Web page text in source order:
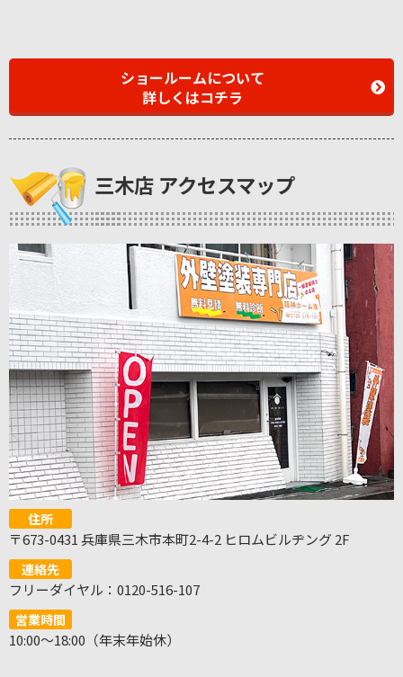
ショールームについて
詳しくはコチラ
三木店 アクセスマップ
住所
〒673-0431 兵庫県三木市本町2-4-2 ヒロムビルヂング 2F
連絡先
フリーダイヤル：0120-516-107
営業時間
10:00～18:00（年末年始休）